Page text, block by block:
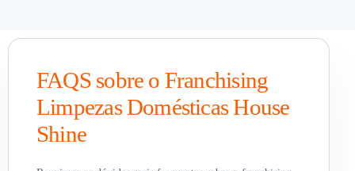
FAQS sobre o Franchising
Limpezas Domésticas House
Shine